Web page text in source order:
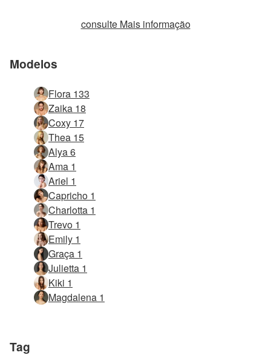
consulte Mais informação
Modelos
Flora 133
Zaika 18
Coxy 17
Thea 15
Alya 6
Ama 1
Ariel 1
Capricho 1
Charlotta 1
Trevo 1
Emily 1
Graça 1
Julietta 1
Kiki 1
Magdalena 1
Tag